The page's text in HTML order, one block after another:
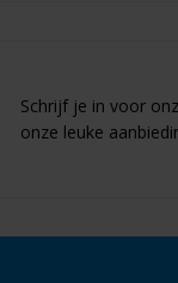
Schrijf je in voor
onze leuke